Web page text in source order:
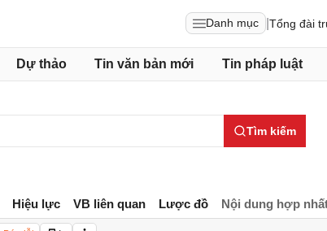
Danh mục Tổng đài
Dự thảo Tin văn bản mới Tin pháp luật
Tìm kiếm
Hiệu lực VB liên quan Lược đồ Nội dung hợp